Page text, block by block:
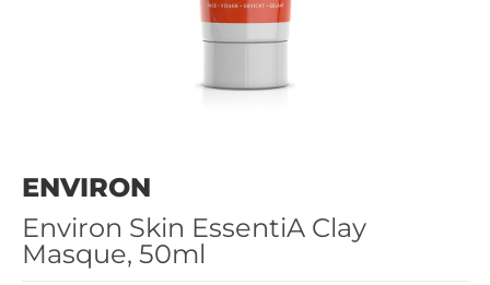
ENVIRON
Environ Skin EssentiA Clay
Masque, 50ml